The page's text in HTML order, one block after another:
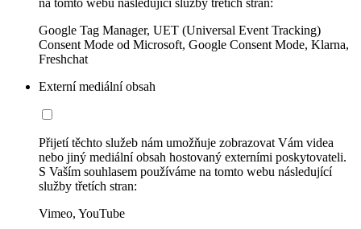
Google Tag Manager, UET (Universal Event Tracking)
Consent Mode od Microsoft, Google Consent Mode, Klarna,
Freshchat
Externí mediální obsah
Přijetí těchto služeb nám umožňuje zobrazovat Vám videa
nebo jiný mediální obsah hostovaný externími poskytovateli.
S Vaším souhlasem používáme na tomto webu následující
služby třetích stran:
Vimeo, YouTube